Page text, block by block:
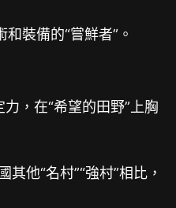
和裝備的“嘗鮮者”。
，在“希望的田野”上胸
他“名村”“強村”相比，